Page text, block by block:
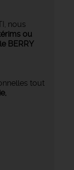
nous
ou
BERRY
tout